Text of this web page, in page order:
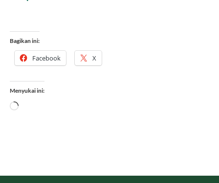
Bagikan ini:
Facebook X
Menyukai ini:
Memuat...